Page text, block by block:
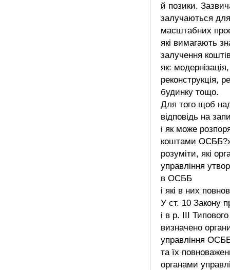
й позики.
залучаються для
масштабних
які вимагають
залучення
як: модернізація,
реконструкція,
будинку тощо.
Для того щоб
відповідь на
і як може
коштами
розуміти, які
управління
в ОСББ
і які в них
У ст. 10 Закону
і в р. III
визначено
управління
та їх
органами